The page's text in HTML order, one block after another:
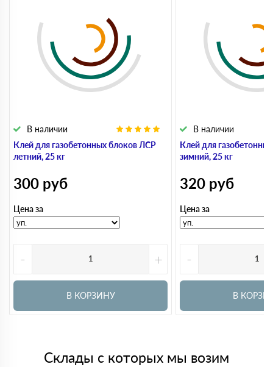
Клей для газобетонных блоков ЛСР
летний, 25 кг
В наличии
300 руб
Цена за
- +
В КОРЗИНУ
Клей для
зимний, 25 кг
В наличии
320 руб
Цена за
-
В
Склады с которых мы возим